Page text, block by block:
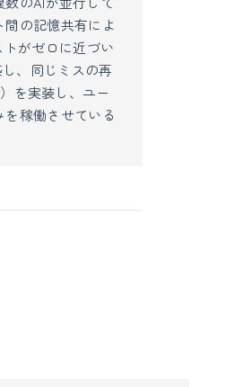
の記憶共有によ
がゼロに近づい
、同じミスの再
を実装し、ユー
稼働させている